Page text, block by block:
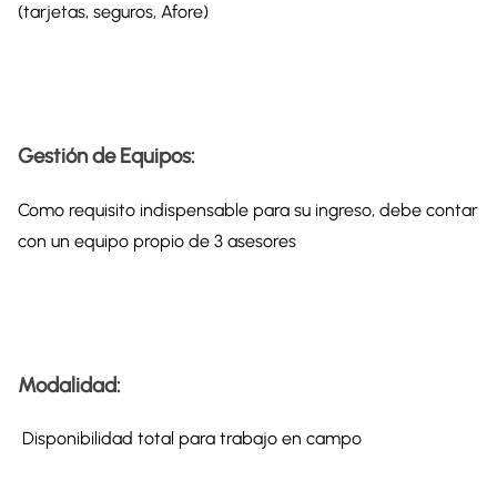
(tarjetas, seguros, Afore)
Gestión de Equipos:
Como requisito indispensable para su ingreso, debe contar
con un equipo propio de 3 asesores
Modalidad:
Disponibilidad total para trabajo en campo